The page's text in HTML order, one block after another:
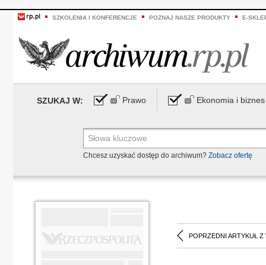
SZKOLENIA I KONFERENCJE POZNAJ NASZE PRODUKTY E-
SZUKAJ W: Prawo Ekonomia i biznes
Chcesz uzyskać dostęp do archiwum? Zobacz ofertę
POPRZEDNI ARTYKUŁ Z